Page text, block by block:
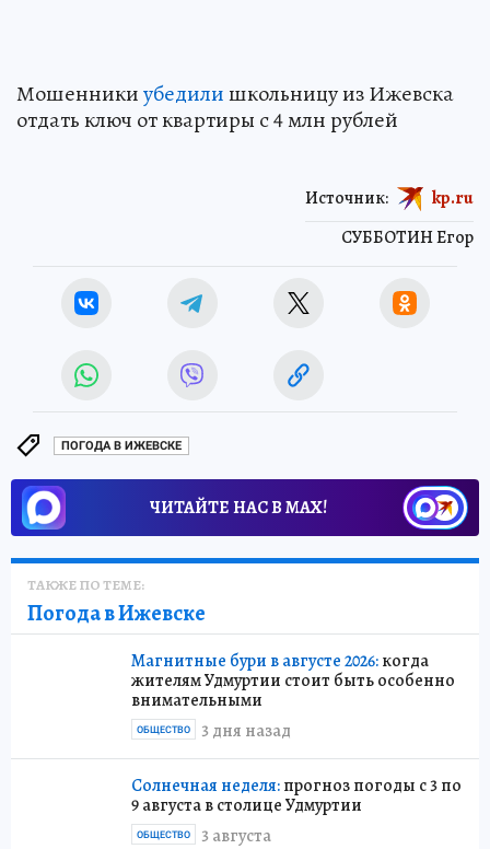
Мошенникиубедилишкольницу из Ижевска
отдать ключ от квартиры с 4 млн рублей
СУББОТИН Егор
Источник: kp.ru
ПОГОДА В ИЖЕВСКЕ
ЧИТАЙТЕ НАС В МАХ!
ТАКЖЕ ПО ТЕМЕ:
Погода в Ижевске
Магнитные бури в августе 2026:когда
жителям Удмуртии стоит быть особенно
внимательными
3 дня назад
ОБЩЕСТВО
Солнечная неделя:прогноз погоды с 3 по
9 августа в столице Удмуртии
3 августа
ОБЩЕСТВО